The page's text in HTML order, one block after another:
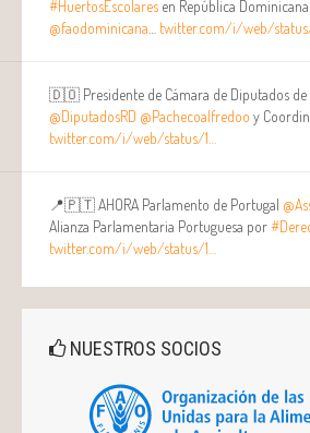
#HuertosEscolares en República
@faodominicana… twitter.com/i/web/
🇩🇴 Presidente de Cámara de Diputados de
@DiputadosRD @Pachecoalfredoo y
twitter.com/i/web/status/1…
📍🇵🇹 AHORA Parlamento de Portugal
Alianza Parlamentaria Portuguesa por
twitter.com/i/web/status/1…
NUESTROS SOCIOS